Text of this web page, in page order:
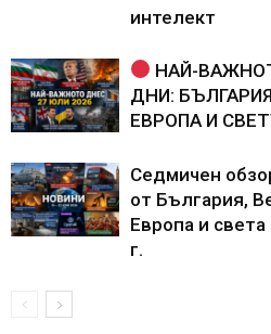
интелект
НАЙ-
ДНИ:
ЕВРОПА И
Седмичен
от България,
Европа и
г.